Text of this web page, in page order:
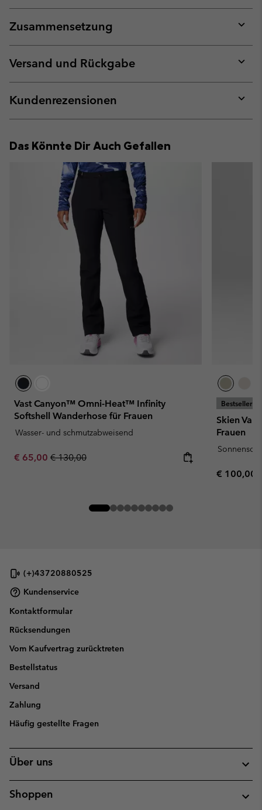
Zusammensetzung
or
Versand und Rückgabe
or
Kundenrezensionen
or
Das Könnte Dir Auch Gefallen
Vast Canyon™ Omni-Heat™ Infinity
Softshell Wanderhose für Frauen
Wasser- und schmutzabweisend
Sale price:
€ 65,00 Regular price:
€ 130,00
Bestseller
Skien
Frauen
Regular
€ 100,00
(+)43720880525
Kundenservice
Kontaktformular
Rücksendungen
Vom Kaufvertrag zurücktreten
Bestellstatus
Versand
Zahlung
Häufig gestellte Fragen
Über uns
Shoppen